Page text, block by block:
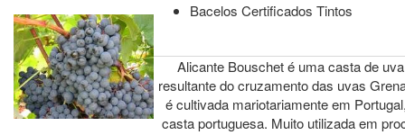
Bacelos Certificados Tintos
Alicante Bouschet é uma casta de
resultante do cruzamento das uvas
é cultivada mariotariamente em
casta portuguesa. Muito utilizada em